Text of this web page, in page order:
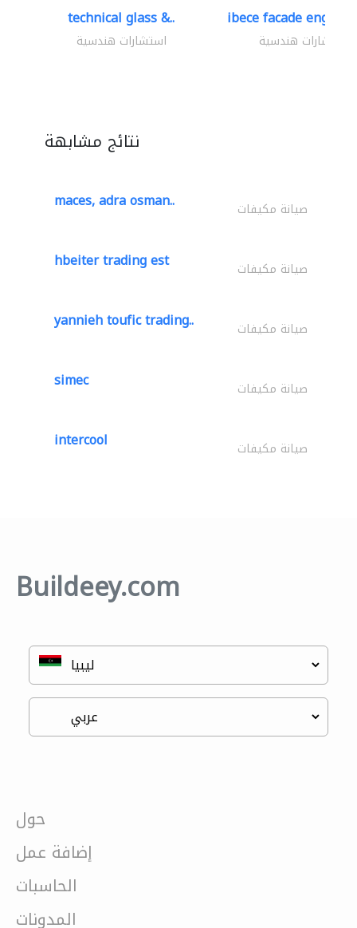
technical glass &..
استشارات هندسية
ibece facade
استشارات هندسية
نتائج مشابهة
maces, adra osman.. صيانة مكيفات
hbeiter trading est صيانة مكيفات
yannieh toufic trading.. صيانة مكيفات
simec صيانة مكيفات
intercool صيانة مكيفات
Buildeey.com
حول
إضافة عمل
الحاسبات
المدونات